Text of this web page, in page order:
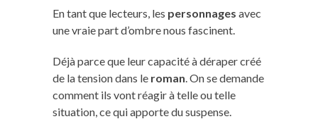
En tant que lecteurs, les personnages avec
une vraie part d’ombre nous fascinent.
Déjà parce que leur capacité à déraper créé
de la tension dans le roman. On se demande
comment ils vont réagir à telle ou telle
situation, ce qui apporte du suspense.